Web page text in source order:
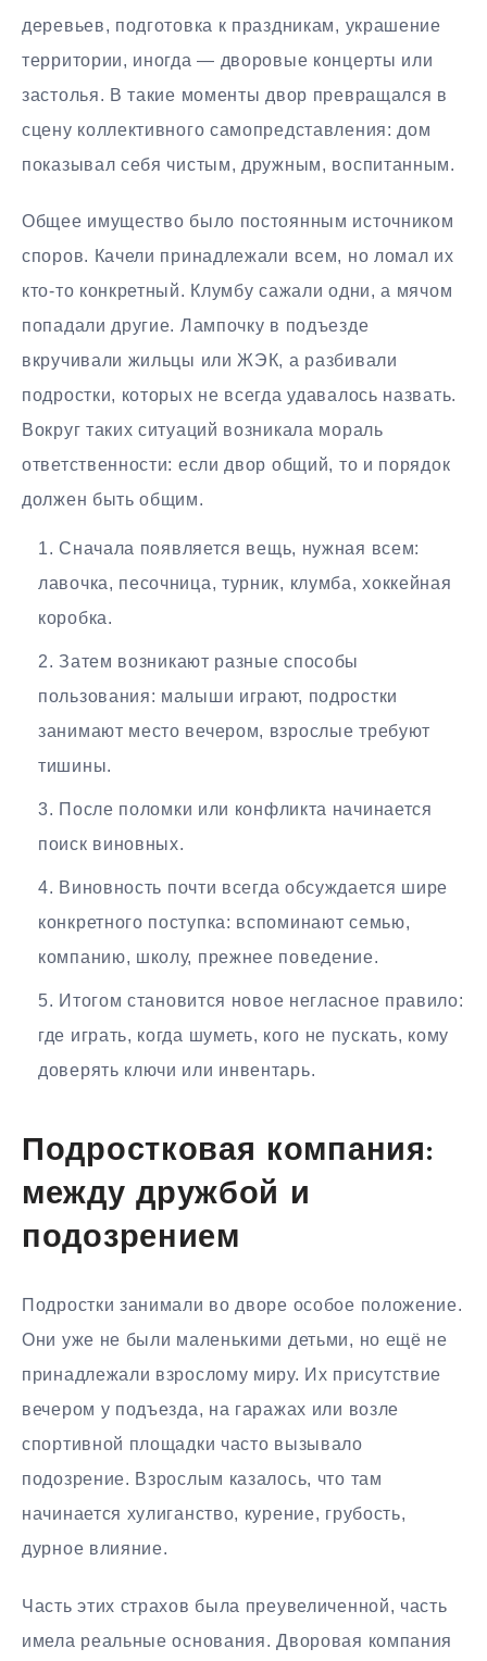
деревьев, подготовка к праздникам, украшение
территории, иногда — дворовые концерты или
застолья. В такие моменты двор превращался в
сцену коллективного самопредставления: дом
показывал себя чистым, дружным, воспитанным.
Общее имущество было постоянным источником
споров. Качели принадлежали всем, но ломал их
кто-то конкретный. Клумбу сажали одни, а мячом
попадали другие. Лампочку в подъезде
вкручивали жильцы или ЖЭК, а разбивали
подростки, которых не всегда удавалось назвать.
Вокруг таких ситуаций возникала мораль
ответственности: если двор общий, то и порядок
должен быть общим.
Сначала появляется вещь, нужная всем:
лавочка, песочница, турник, клумба, хоккейная
коробка.
Затем возникают разные способы
пользования: малыши играют, подростки
занимают место вечером, взрослые требуют
тишины.
После поломки или конфликта начинается
поиск виновных.
Виновность почти всегда обсуждается шире
конкретного поступка: вспоминают семью,
компанию, школу, прежнее поведение.
Итогом становится новое негласное правило:
где играть, когда шуметь, кого не пускать, кому
доверять ключи или инвентарь.
Подростковая компания:
между дружбой и
подозрением
Подростки занимали во дворе особое положение.
Они уже не были маленькими детьми, но ещё не
принадлежали взрослому миру. Их присутствие
вечером у подъезда, на гаражах или возле
спортивной площадки часто вызывало
подозрение. Взрослым казалось, что там
начинается хулиганство, курение, грубость,
дурное влияние.
Часть этих страхов была преувеличенной, часть
имела реальные основания. Дворовая компания